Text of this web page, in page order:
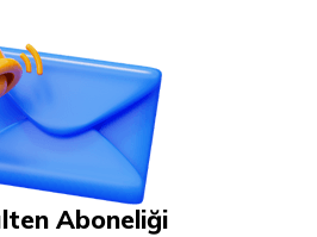
Aboneliği